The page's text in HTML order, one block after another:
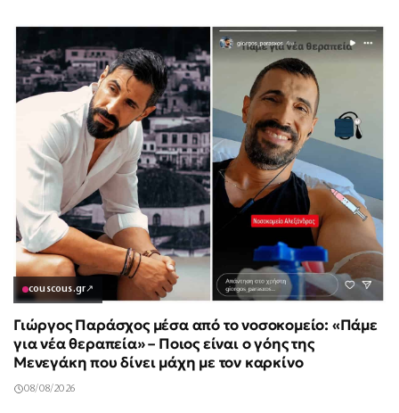
couscous.gr↗
Γιώργος Παράσχος μέσα από το νοσοκομείο: «Πάμε
για νέα θεραπεία» – Ποιος είναι ο γόης της
Μενεγάκη που δίνει μάχη με τον καρκίνο
08/08/2026